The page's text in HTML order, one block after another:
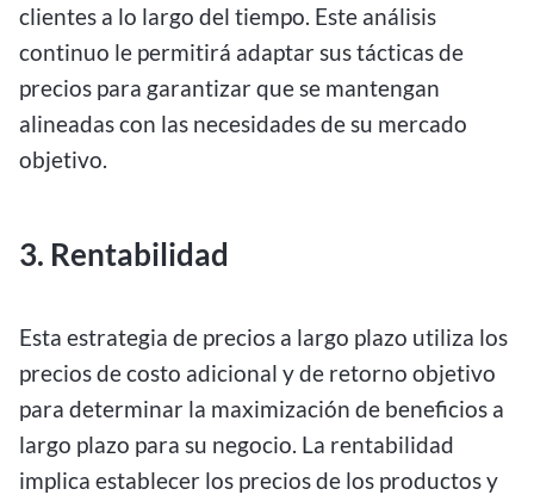
clientes a lo largo del tiempo. Este análisis
continuo le permitirá adaptar sus tácticas de
precios para garantizar que se mantengan
alineadas con las necesidades de su mercado
objetivo.
3. Rentabilidad
Esta estrategia de precios a largo plazo utiliza los
precios de costo adicional y de retorno objetivo
para determinar la maximización de beneficios a
largo plazo para su negocio. La rentabilidad
implica establecer los precios de los productos y